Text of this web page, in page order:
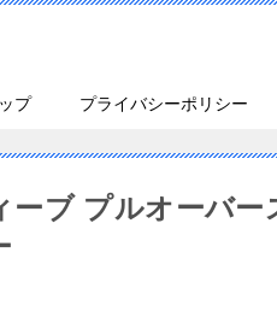
プ プライバシーポリシー
ブ プルオーバー